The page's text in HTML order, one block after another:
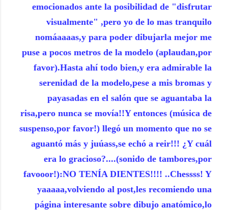
emocionados ante la posibilidad de "disfrutar
visualmente" ,pero yo de lo mas tranquilo
nomáaaaas,y para poder dibujarla mejor me
puse a pocos metros de la modelo (aplaudan,por
favor).Hasta ahí todo bien,y era admirable la
serenidad de la modelo,pese a mis bromas y
payasadas en el salón que se aguantaba la
risa,pero nunca se movía!!Y entonces (música de
suspenso,por favor!) llegó un momento que no se
aguantó más y juúass,se echó a reir!!! ¿Y cuál
era lo gracioso?....(sonido de tambores,por
favooor!):NO TENÍA DIENTES!!!! ..Chessss! Y
yaaaaa,volviendo al post,les recomiendo una
página interesante sobre dibujo anatómico,lo